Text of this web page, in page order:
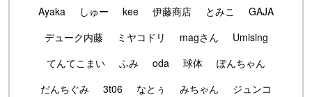
Ayaka
しゅー kee 伊藤商店 とみこ
GAJA
デューク内藤
ミヤコドリ magさん
Umising
てんてこまい
ふみ oda 球体
ぽんちゃん
だんちぐみ
3t06 なとぅ みちゃん
ジュンコ